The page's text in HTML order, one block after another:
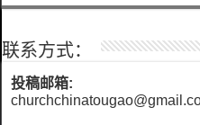
联系方式：
投稿邮箱: